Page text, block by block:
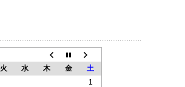
火 水 木 金
土
1